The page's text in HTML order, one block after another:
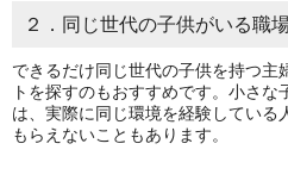
２．同じ世代の子供がいる職
できるだけ同じ世代の子供を持つ主
トを探すのもおすすめです。小さ
は、実際に同じ環境を経験している
もらえないこともあります。